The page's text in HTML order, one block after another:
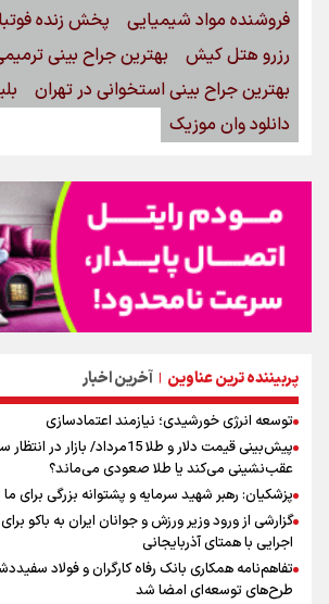
پربیننده ترین عناوین | آخرین اخبار
توسعه انرژی خورشیدی؛ نیازمند اعتمادسازی
پیش‌بینی قیمت دلار و طلا 15مرداد/
عقب‌نشینی می‌کند یا طلا صعودی می‌ماند؟
پزشکیان: رهبر شهید سرمایه و پشتوانه بزرگی برای ما
گزارشی از ورود وزیر ورزش و جوانان ایران به باکو
اجرایی با همتای آذربایجانی
تفاهم‌نامه همکاری بانک رفاه کارگران و فولاد
طرح‌های توسعه‌ای امضا شد
فروشنده مواد شیمیایی
پخش زنده
رزرو هتل کیش
بهترین جراح بینی
بهترین جراح بینی استخوانی در تهران
دانلود وان موزیک